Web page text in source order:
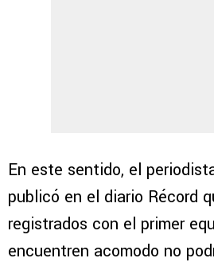
En este sentido, el
publicó en el diario Récord
registrados con el primer
encuentren acomodo no